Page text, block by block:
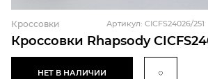
Кроссовки Rhapsody
Кроссовки Артикул: CICFS24026/251
НЕТ В НАЛИЧИИ